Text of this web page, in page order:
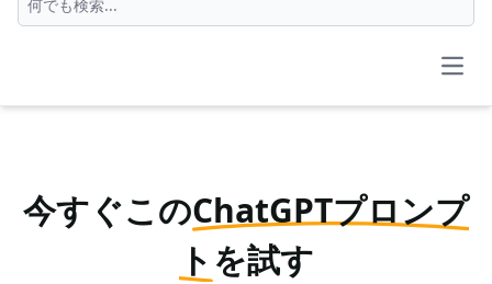
今すぐこのChatGPTプロンプ
ト を試す